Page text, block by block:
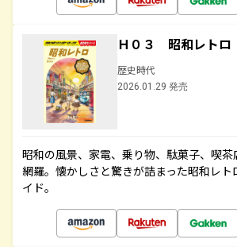
Ｈ０３ 昭和レトロ
歴史時代
2026.01.29 発売
昭和の風景、家電、乗り物、駄菓子、喫
網羅。懐かしさと驚きが詰まった昭和レ
イド。